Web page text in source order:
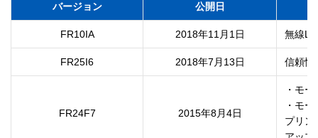
バージョン 公開日
FR10IA 2018年11月1日 無線
FR25I6 2018年7月13日 信頼性
FR24F7 2015年8月4日
・モ
・モ
プリン